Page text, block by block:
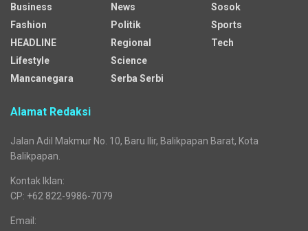
Business
Fashion
HEADLINE
Lifestyle
Mancanegara
News
Politik
Regional
Science
Serba Serbi
Sosok
Sports
Tech
Alamat Redaksi
Jalan Adil Makmur No. 10, Baru Ilir, Balikpapan Barat, Kota
Balikpapan.
Kontak Iklan:
CP: +62 822-9986-7079
Email: